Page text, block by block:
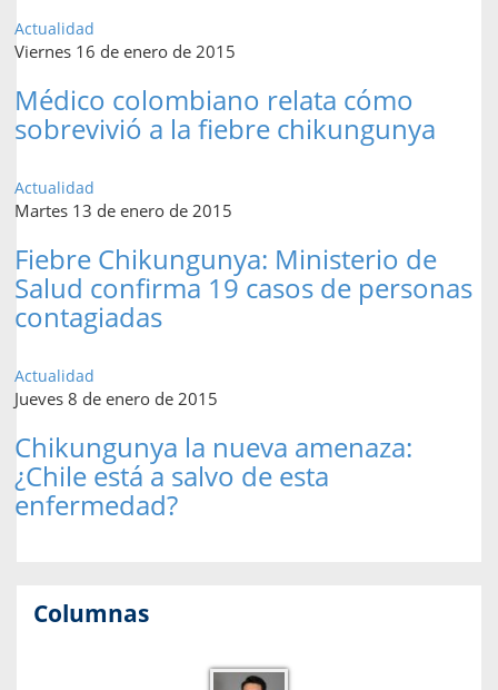
Actualidad
Viernes 16 de enero de 2015
Médico colombiano relata cómo
sobrevivió a la fiebre chikungunya
Actualidad
Martes 13 de enero de 2015
Fiebre Chikungunya: Ministerio de
Salud confirma 19 casos de personas
contagiadas
Actualidad
Jueves 8 de enero de 2015
Chikungunya la nueva amenaza:
¿Chile está a salvo de esta
enfermedad?
Columnas